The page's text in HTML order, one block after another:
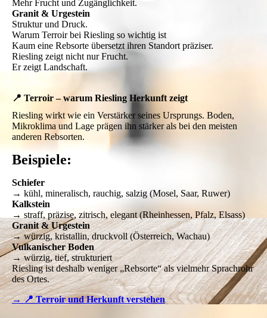
Mehr Frucht und Zugänglichkeit.
Granit & Urgestein
Struktur und Druck.
Warum Terroir bei Riesling so wichtig ist
Kaum eine Rebsorte übersetzt ihren Standort präziser.
Riesling zeigt nicht nur Frucht.
Er zeigt Landschaft.
📍 Terroir – warum Riesling Herkunft zeigt
Riesling wirkt wie ein Verstärker seines Ursprungs. Boden,
Mikroklima und Lage prägen ihn stärker als bei den meisten
anderen Rebsorten.
Beispiele:
Schiefer
→ kühl, mineralisch, rauchig, salzig (Mosel, Saar, Ruwer)
Kalkstein
→ straff, präzise, zitrisch, elegant (Rheinhessen, Pfalz, Elsass)
Granit & Urgestein
→ würzig, kristallin, druckvoll (Österreich, Wachau)
Vulkanischer Boden
→ würzig, tief, strukturiert
Riesling ist deshalb weniger „Rebsorte“ als vielmehr Sprachrohr
des Ortes.
→ 📍 Terroir und Herkunft verstehen